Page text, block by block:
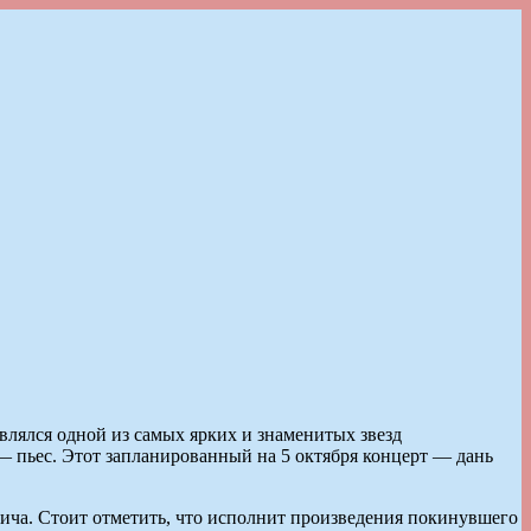
одной из самых ярких и знаменитых звезд
Этот запланированный на 5 октября концерт — дань
Стоит отметить, что исполнит произведения покинувшего